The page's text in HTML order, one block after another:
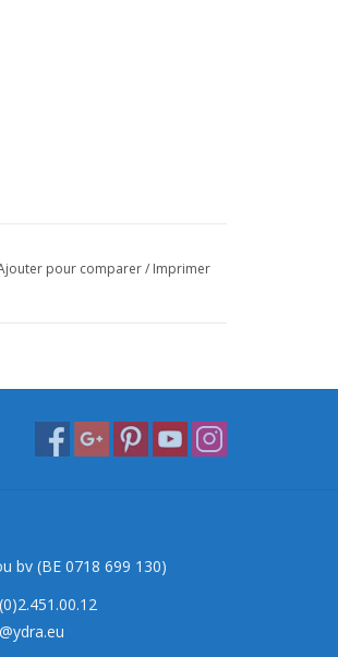
pour comparer/ Imprimer
bv (BE 0718 699 130)